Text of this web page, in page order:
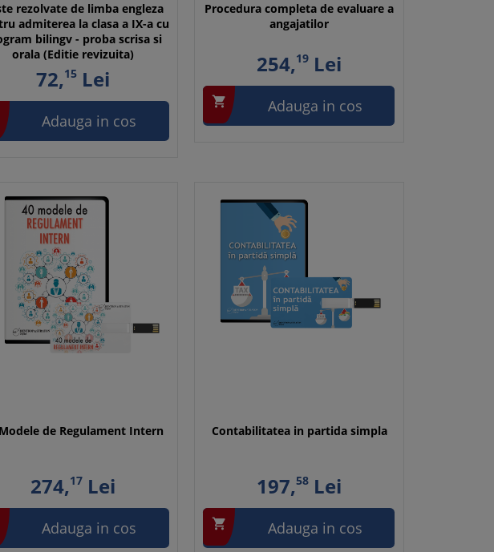
rezolvate de limba engleza
admiterea la clasa a IX-a cu
bilingv - proba scrisa si
orala (Editie revizuita)
72,15 Lei
Adauga in cos
Procedura completa de evaluare a
angajatilor
254,19Lei
 Adauga in cos
de Regulament Intern
274,17 Lei
Adauga in cos
Contabilitatea in partida simpla
197,58Lei
 Adauga in cos